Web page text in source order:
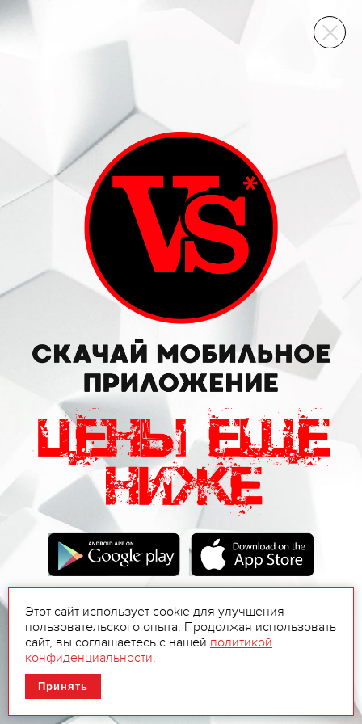
ВИННЫЙ СКЛАД
Этот сайт использует cookie для улучшения
пользовательского опыта. Продолжая использовать
сайт, вы соглашаетесь с нашей политикой
конфиденциальности.
Принять